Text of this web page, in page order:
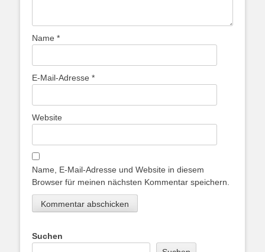
Name *
E-Mail-Adresse *
Website
Name, E-Mail-Adresse und Website in diesem
Browser für meinen nächsten Kommentar speichern.
Suchen